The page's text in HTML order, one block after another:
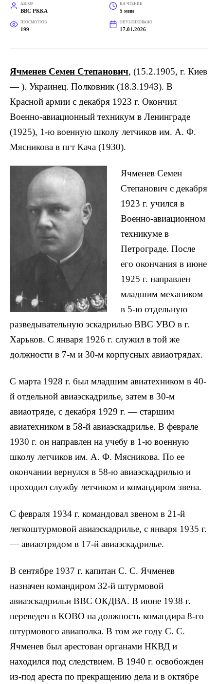
АВТОР
ВВС РККА
НА ЧТЕНИЕ
5 мин
ПРОСМОТРОВ
199
ОПУБЛИКОВАНО
17.01.2026
Ячменев Семен Степанович, (15.2.1905, г. Киев
— ). Украинец. Полковник (18.3.1943). В
Красной армии с декабря 1923 г. Окончил
Военно-авиационный техникум в Ленинграде
(1925), 1-ю военную школу летчиков им. А. Ф.
Мясникова в пгт Кача (1930).
Ячменев Семен
Степанович с декабря
1923 г. учился в
Военно-авиационном
техникуме в
Петрограде. После
его окончания в июне
1925 г. направлен
младшим механиком
в 5-ю отдельную
разведывательную эскадрилью ВВС УВО в г.
Харьков. С января 1926 г. служил в той же
должности в 7-м и 30-м корпусных авиаотрядах.
С марта 1928 г. был младшим авиатехником в 40-
й отдельной авиаэскадрилье, затем в 30-м
авиаотряде, с декабря 1929 г. — старшим
авиатехником в 58-й авиаэскадрилье. В феврале
1930 г. он направлен на учебу в 1-ю военную
школу летчиков им. А. Ф. Мясникова. По ее
окончании вернулся в 58-ю авиаэскадрилью и
проходил службу летчиком и командиром звена.
С февраля 1934 г. командовал звеном в 21-й
легкоштурмовой авиаэскадрилье, с января 1935 г.
— авиаотрядом в 17-й авиаэскадрилье.
В сентябре 1937 г. капитан С. С. Ячменев
назначен командиром 32-й штурмовой
авиаэскадрильи ВВС ОКДВА. В июне 1938 г.
переведен в КОВО на должность командира 8-го
штурмового авиаполка. В том же году С. С.
Ячменев был арестован органами НКВД и
находился под следствием. В 1940 г. освобожден
из-под ареста по прекращению дела и в октябре